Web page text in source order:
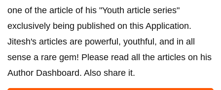
one of the article of his "Youth article series"
exclusively being published on this Application.
Jitesh's articles are powerful, youthful, and in all
sense a rare gem! Please read all the articles on his
Author Dashboard. Also share it.